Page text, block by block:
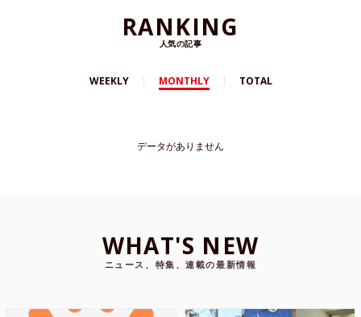
RANKING
人気の記事
WEEKLY MONTHLY TOTAL
データがありません
WHAT'S NEW
ニュース、特集、連載の最新情報